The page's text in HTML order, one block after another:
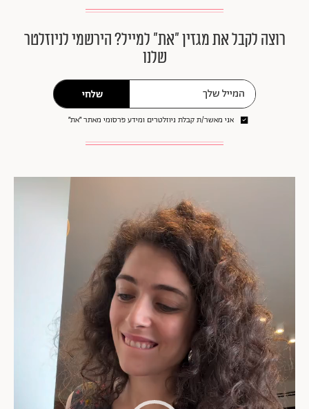
רוצה לקבל את מגזין ״את״ למייל? הירשמי לניוזלטר
שלנו
שלחי
אני מאשר/ת קבלת ניוזלטרים ומידע פרסומי מאתר ״את״